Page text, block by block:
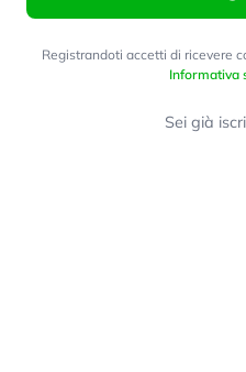
Registrandoti accetti di ricevere
Informativa
Sei già